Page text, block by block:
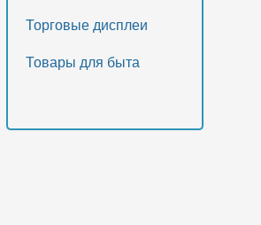
Торговые дисплеи
Товары для быта